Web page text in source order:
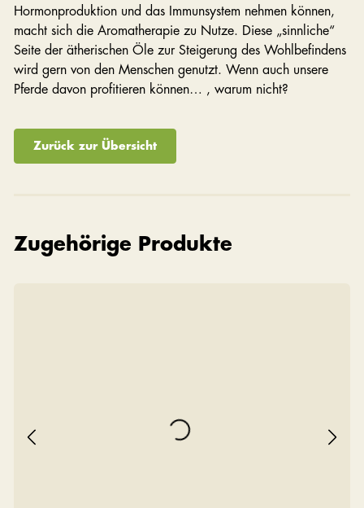
Hormonproduktion und das Immunsystem nehmen können,
macht sich die Aromatherapie zu Nutze. Diese „sinnliche“
Seite der ätherischen Öle zur Steigerung des Wohlbefindens
wird gern von den Menschen genutzt. Wenn auch unsere
Pferde davon profitieren können… , warum nicht?
Zurück zur Übersicht
Zugehörige Produkte